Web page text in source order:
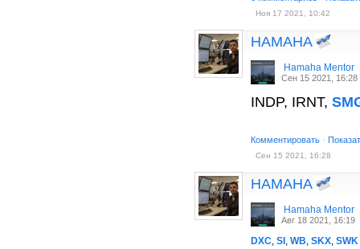
Ноя 17 2021, 10:42
HAMAHA
Hamaha Mentor
Сен 15 2021, 16:28
INDP, IRNT,
Комментировать ·
Сен 15 2021, 16:28
HAMAHA
Hamaha Mentor
Авг 18 2021, 16:19
DXC, SI , WB, SKX, SWK